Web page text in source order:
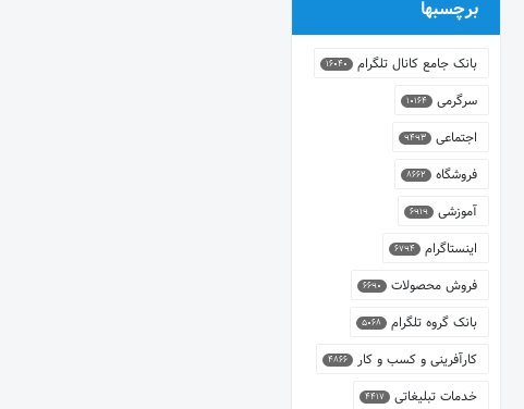
برچسبها
بانک جامع کانال تلگرام 16040
سرگرمی 10164
اجتماعی 9493
فروشگاه 8662
آموزشی 6919
اینستاگرام 6794
فروش محصولات 6690
بانک گروه تلگرام 5068
کارآفرینی و کسب و کار 4866
خدمات تبلیغاتی 4417